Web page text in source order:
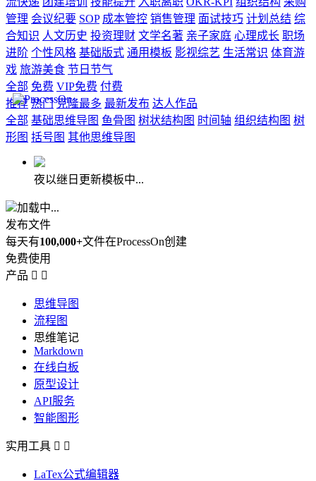
管理 会议纪要 SOP 成本管控 销售管理 面试技巧 计划总结 综
合知识 人文历史 投资理财 文学名著 亲子家庭 心理成长 职场
进阶 个性风格 基础版式 通用模板 影视综艺 生活常识 体育游
戏 旅游美食 节日节气
全部 免费 VIP免费 付费
推荐 热门 克隆最多 最新发布 达人作品
全部 基础思维导图 鱼骨图 树状结构图 时间轴 组织结构图 树
形图 括号图 其他思维导图
夜以继日更新模板中...
加载中...
发布文件
每天有100,000+文件在ProcessOn创建
免费使用
产品  
思维导图
流程图
思维笔记
Markdown
在线白板
原型设计
API服务
智能图形
实用工具  
LaTex公式编辑器